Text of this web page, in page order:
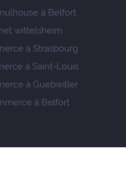
à Belfort
wittelsheim
à Strasbourg
à Saint-Louis
à Guebwiller
à Belfort